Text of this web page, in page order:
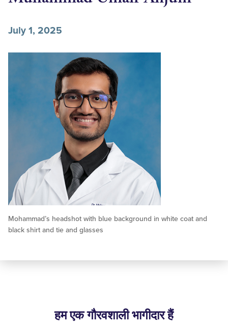
July 1, 2025
Mohammad’s headshot with blue background in white coat and
black shirt and tie and glasses
हम एक गौरवशाली भागीदार हैं